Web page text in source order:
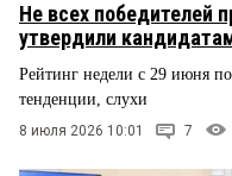
Не всех победителей
утвердили
Рейтинг недели с 29 июня
тенденции, слухи
8 июля 2026 10:01 7